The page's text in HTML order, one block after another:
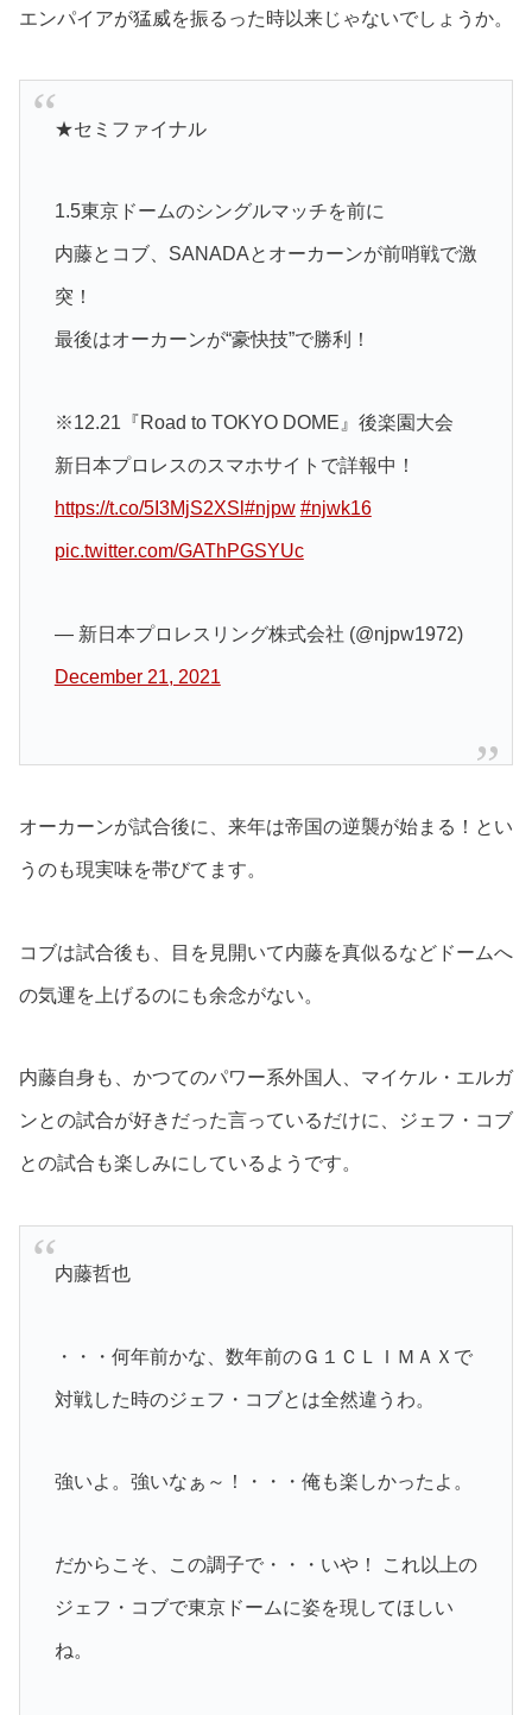
エンパイアが猛威を振るった時以来じゃないでしょうか。
★セミファイナル
1.5東京ドームのシングルマッチを前に
内藤とコブ、SANADAとオーカーンが前哨戦で激
突！
最後はオーカーンが“豪快技”で勝利！
※12.21『Road to TOKYO DOME』後楽園大会
新日本プロレスのスマホサイトで詳報中！
https://t.co/5I3MjS2XSl #njpw #njwk16
pic.twitter.com/GAThPGSYUc
— 新日本プロレスリング株式会社 (@njpw1972)
December 21, 2021
オーカーンが試合後に、来年は帝国の逆襲が始まる！とい
うのも現実味を帯びてます。
コブは試合後も、目を見開いて内藤を真似るなどドームへ
の気運を上げるのにも余念がない。
内藤自身も、かつてのパワー系外国人、マイケル・エルガ
ンとの試合が好きだった言っているだけに、ジェフ・コブ
との試合も楽しみにしているようです。
内藤哲也
・・・何年前かな、数年前のＧ１ＣＬＩＭＡＸで
対戦した時のジェフ・コブとは全然違うわ。
強いよ。強いなぁ～！・・・俺も楽しかったよ。
だからこそ、この調子で・・・いや！ これ以上の
ジェフ・コブで東京ドームに姿を現してほしい
ね。